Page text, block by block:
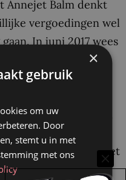
Annejet Balm denkt
vergoedingen wel
In juni 2017 wees
, waarin werd
alle
van het geval
spelen. “Denk
iemand nog bij het
zijn
×
gebruik
om uw
Door
stemt u in met
met ons